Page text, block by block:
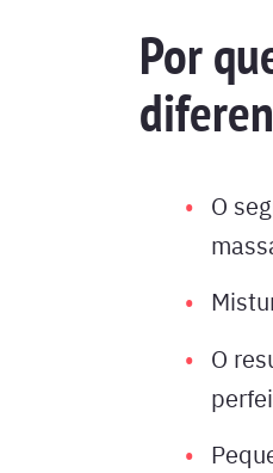
Por
O
O